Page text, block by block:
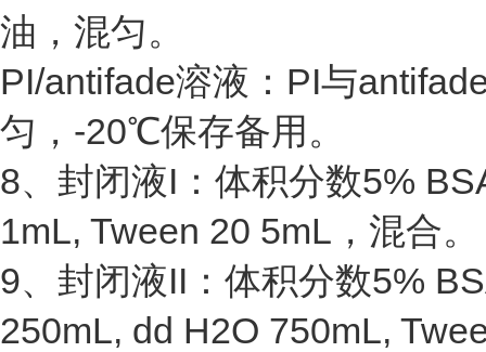
油，混匀。
PI/antifade溶液：PI与
匀，-20℃保存备用。
8、封闭液I：体积分数5%
1mL, Tween 20 5mL，混合。
9、封闭液II：体积分数5%
250mL, dd H2O 750mL,